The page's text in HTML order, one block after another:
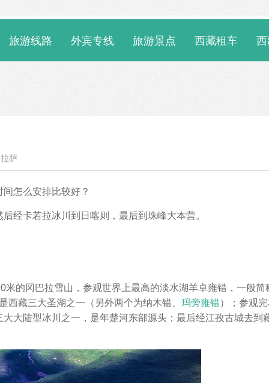
旅游线路 外宾专线 旅游景点 西藏租车
萨
怎么安排比较好？
经卡若拉冰川到日喀则，最后到珠峰大本营。
的冈巴拉雪山，参观世界上最高的淡水湖羊卓雍错，一般简
西藏三大圣湖之一（另外两个为纳木错、 玛旁雍错）；参观
大陆型冰川之一，是年楚河东部源头；最后经江孜古城去到